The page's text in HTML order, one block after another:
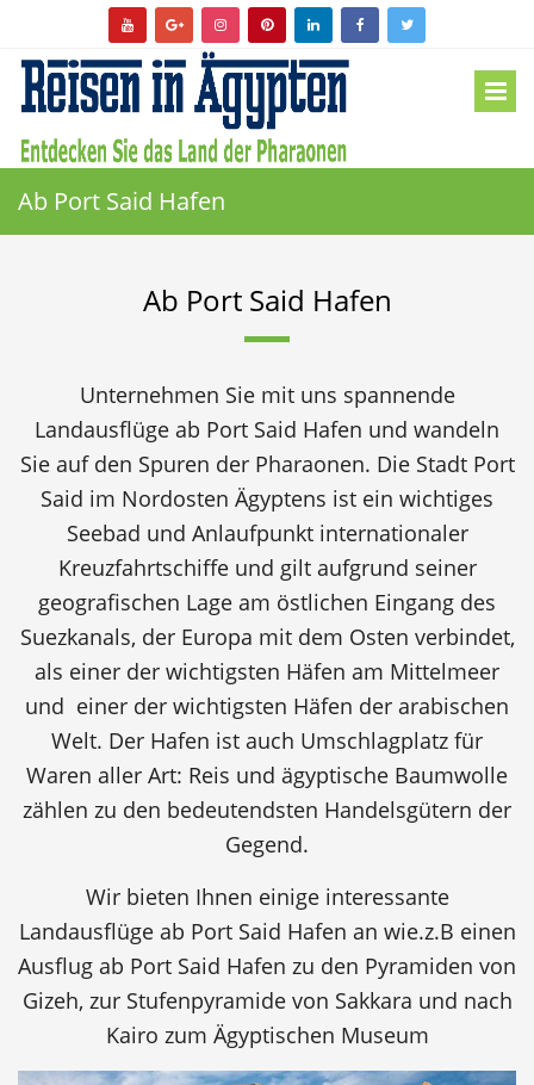
Ab Port Said Hafen
Ab Port Said Hafen
Unternehmen Sie mit uns spannende
Landausflüge ab Port Said Hafen und wandeln
Sie auf den Spuren der Pharaonen. Die Stadt Port
Said im Nordosten Ägyptens ist ein wichtiges
Seebad und Anlaufpunkt internationaler
Kreuzfahrtschiffe und gilt aufgrund seiner
geografischen Lage am östlichen Eingang des
Suezkanals, der Europa mit dem Osten verbindet,
als einer der wichtigsten Häfen am Mittelmeer
und einer der wichtigsten Häfen der arabischen
Welt. Der Hafen ist auch Umschlagplatz für
Waren aller Art: Reis und ägyptische Baumwolle
zählen zu den bedeutendsten Handelsgütern der
Gegend.
Wir bieten Ihnen einige interessante
Landausflüge ab Port Said Hafen an wie.z.B einen
Ausflug ab Port Said Hafen zu den Pyramiden von
Gizeh, zur Stufenpyramide von Sakkara und nach
Kairo zum Ägyptischen Museum